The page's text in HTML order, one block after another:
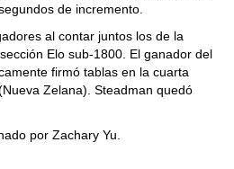
de incremento.
al contar juntos los de la
Elo sub-1800. El ganador del
firmó tablas en la cuarta
Zelana). Steadman quedó
por Zachary Yu.